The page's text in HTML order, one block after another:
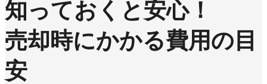
知っておくと安心！
売却時にかかる費用の目
安